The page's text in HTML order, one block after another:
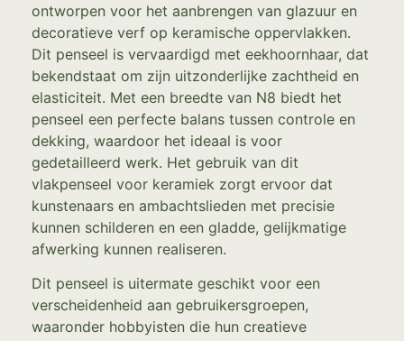
ontworpen voor het aanbrengen van glazuur en
decoratieve verf op keramische oppervlakken.
Dit penseel is vervaardigd met eekhoornhaar, dat
bekendstaat om zijn uitzonderlijke zachtheid en
elasticiteit. Met een breedte van N8 biedt het
penseel een perfecte balans tussen controle en
dekking, waardoor het ideaal is voor
gedetailleerd werk. Het gebruik van dit
vlakpenseel voor keramiek zorgt ervoor dat
kunstenaars en ambachtslieden met precisie
kunnen schilderen en een gladde, gelijkmatige
afwerking kunnen realiseren.
Dit penseel is uitermate geschikt voor een
verscheidenheid aan gebruikersgroepen,
waaronder hobbyisten die hun creatieve